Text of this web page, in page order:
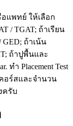
แพทย์ ให้เลือก
/ TGAT; ถ้าเรียน
GED; ถ้าเน้น
ถ้าปูพื้นและ
ทำ Placement Test
อร์สและจำนวน
ครับ